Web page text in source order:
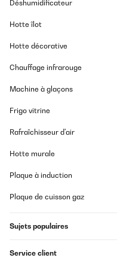
Déshumidificateur
Hotte îlot
Hotte décorative
Chauffage infrarouge
Machine à glaçons
Frigo vitrine
Rafraîchisseur d'air
Hotte murale
Plaque à induction
Plaque de cuisson gaz
Sujets populaires
Service client